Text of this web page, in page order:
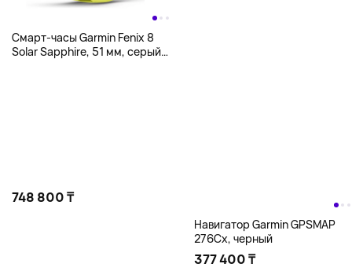
Смарт-часы Garmin Fenix 8
Solar Sapphire, 51 мм, серый/
748 800 ₸
Навигатор Garmin GPSMAP
276Cx, черный
377 400 ₸